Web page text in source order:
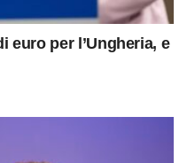
euro per l’Ungheria, e